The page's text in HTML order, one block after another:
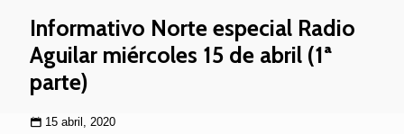
Informativo Norte especial Radio
Aguilar miércoles 15 de abril (1ª
parte)
15 abril, 2020